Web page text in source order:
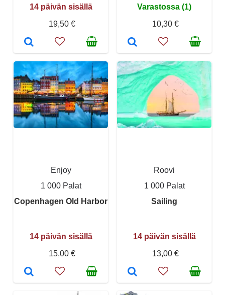
14 päivän sisällä
19,50 €
Varastossa (1)
10,30 €
Enjoy
1 000 Palat
Copenhagen Old Harbor
14 päivän sisällä
15,00 €
Roovi
1 000 Palat
Sailing
14 päivän sisällä
13,00 €